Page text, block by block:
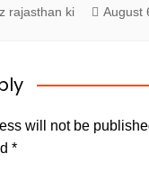
rajasthan ki August
will not be
*